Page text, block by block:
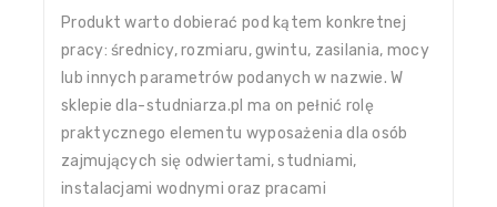
Produkt warto dobierać pod kątem konkretnej
pracy: średnicy, rozmiaru, gwintu, zasilania, mocy
lub innych parametrów podanych w nazwie. W
sklepie dla-studniarza.pl ma on pełnić rolę
praktycznego elementu wyposażenia dla osób
zajmujących się odwiertami, studniami,
instalacjami wodnymi oraz pracami